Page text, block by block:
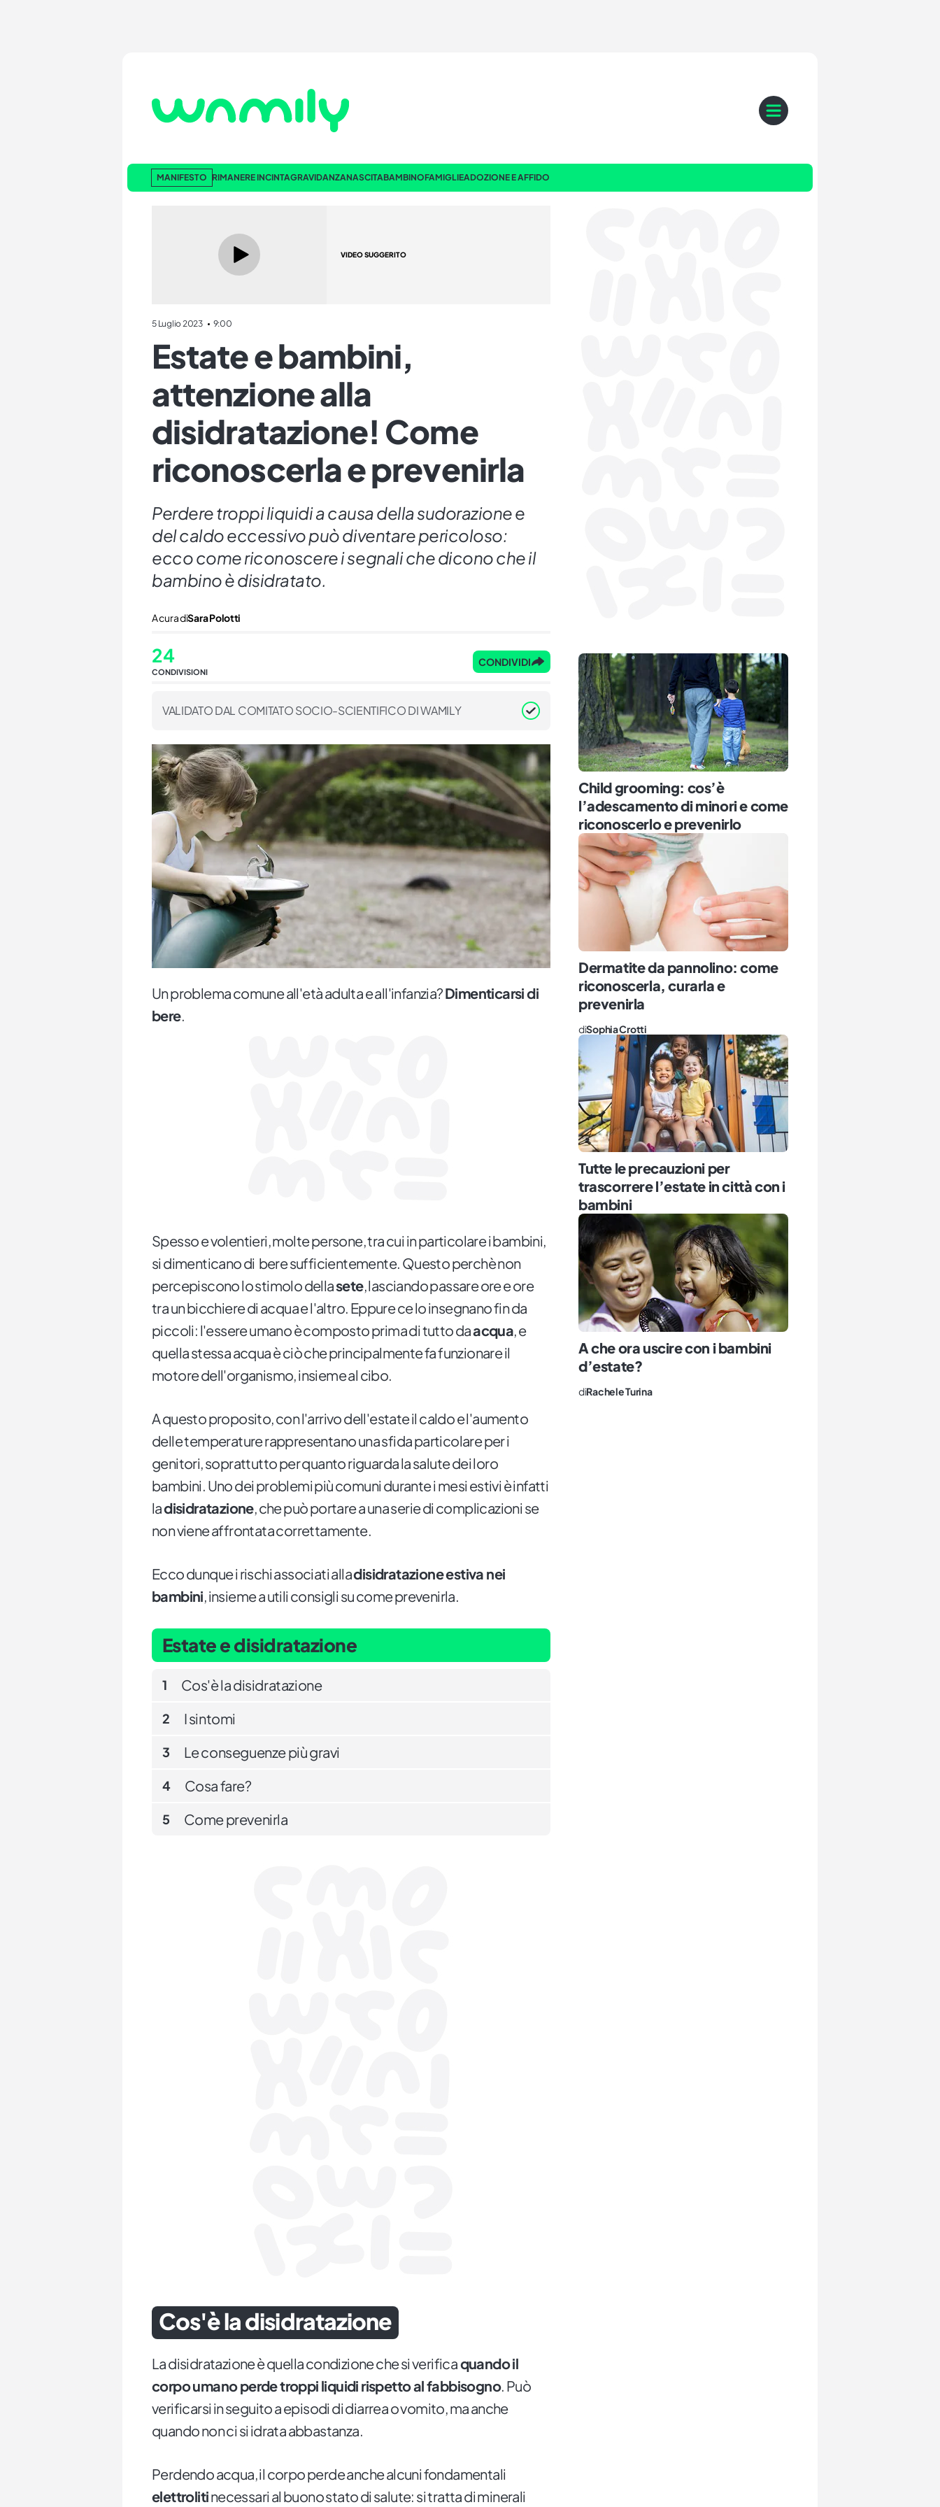
MANIFESTO RIMANERE INCINTAGRAVIDANZANASCITABAMBINOFAMIGLIEADOZIONE E AFFIDO
VIDEO SUGGERITO
5 Luglio 2023 9:00
Estate e bambini,
attenzione alla
disidratazione! Come
riconoscerla e prevenirla
Perdere troppi liquidi a causa della sudorazione e
del caldo eccessivo può diventare pericoloso:
ecco come riconoscere i segnali che dicono che il
bambino è disidratato.
A cura diSara Polotti
24
CONDIVISIONI
CONDIVIDI
VALIDATO DAL COMITATO SOCIO-SCIENTIFICO DI WAMILY
Un problema comune all'età adulta e all'infanzia?Dimenticarsi di
bere.
Spesso e volentieri, molte persone, tra cui in particolare i bambini,
si dimenticano di bere sufficientemente. Questo perchè non
percepiscono lo stimolo dellasete, lasciando passare ore e ore
tra un bicchiere di acqua e l'altro. Eppure ce lo insegnano fin da
piccoli: l'essere umano è composto prima di tutto daacqua, e
quella stessa acqua è ciò che principalmente fa funzionare il
motore dell'organismo, insieme al cibo.
A questo proposito, con l'arrivo dell'estate il caldo e l'aumento
delle temperature rappresentano una sfida particolare per i
genitori, soprattutto per quanto riguarda la salute dei loro
bambini. Uno dei problemi più comuni durante i mesi estivi è infatti
ladisidratazione, che può portare a una serie di complicazioni se
non viene affrontata correttamente.
Ecco dunque i rischi associati alladisidratazione estiva nei
bambini, insieme a utili consigli su come prevenirla.
Estate e disidratazione
1 Cos'è la disidratazione
2 I sintomi
3 Le conseguenze più gravi
4 Cosa fare?
5 Come prevenirla
Cos'è la disidratazione
La disidratazione è quella condizione che si verificaquando il
corpo umano perde troppi liquidi rispetto al fabbisogno. Può
verificarsi in seguito a episodi di diarrea o vomito, ma anche
quando non ci si idrata abbastanza.
Perdendo acqua, il corpo perde anche alcuni fondamentali
elettrolitinecessari al buono stato di salute: si tratta di minerali
Child grooming: cos’è
l’adescamento di minori e come
riconoscerlo e prevenirlo
Dermatite da pannolino: come
riconoscerla, curarla e
prevenirla
diSophia Crotti
Tutte le precauzioni per
trascorrere l’estate in città con i
bambini
A che ora uscire con i bambini
d’estate?
diRachele Turina